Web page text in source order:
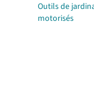
Outils de
motorisés